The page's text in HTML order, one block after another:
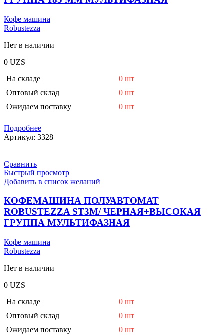
Кофе машина
Robustezza
Нет в наличии
0 UZS
На складе
0 шт
Оптовый склад
0 шт
Ожидаем поставку
0 шт
Подробнее
Артикул: 3328
Сравнить
Быстрый просмотр
Добавить в список желаний
КОФЕМАШИНА ПОЛУАВТОМАТ
ROBUSTEZZA ST3M/ ЧЕРНАЯ+ВЫСОКАЯ
ГРУППА МУЛЬТИФАЗНАЯ
Кофе машина
Robustezza
Нет в наличии
0 UZS
На складе
0 шт
Оптовый склад
0 шт
Ожидаем поставку
0 шт